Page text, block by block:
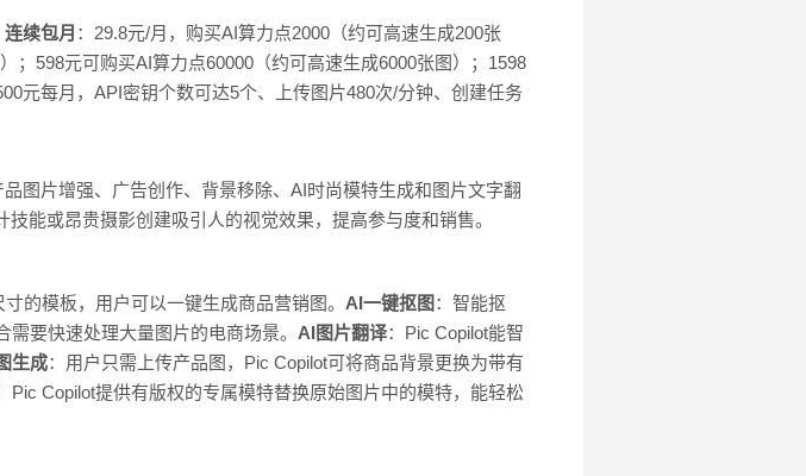
连续包月 ：29.8元/月，购买AI算力点2000（约可高速生成200张
；598元可购买AI算力点60000（约可高速生成6000张图）；1598
元每月，API密钥个数可达5个、上传图片480次/分钟、创建任务
图片增强、广告创作、背景移除、AI时尚模特生成和图片文字翻
能或昂贵摄影创建吸引人的视觉效果，提高参与度和销售。
的模板，用户可以一键生成商品营销图。 AI一键抠图 ：智能抠
要快速处理大量图片的电商场景。 AI图片翻译：Pic Copilot能智
生成：用户只需上传产品图，Pic Copilot可将商品背景更换为带有
Pic Copilot提供有版权的专属模特替换原始图片中的模特，能轻松